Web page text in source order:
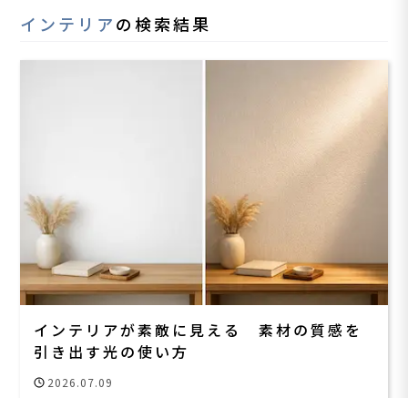
インテリアの検索結果
インテリアが素敵に見える 素材の質感を
引き出す光の使い方
2026.07.09